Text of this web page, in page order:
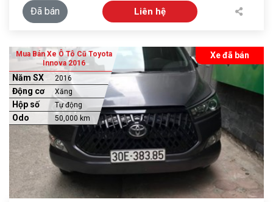
Đã bán Liên hệ
Xe đã bán
Mua Bán Xe Ô Tô Cũ Toyota
Innova 2016
Năm SX 2016
Động cơ Xăng
Hộp số Tự động
Odo 50,000 km